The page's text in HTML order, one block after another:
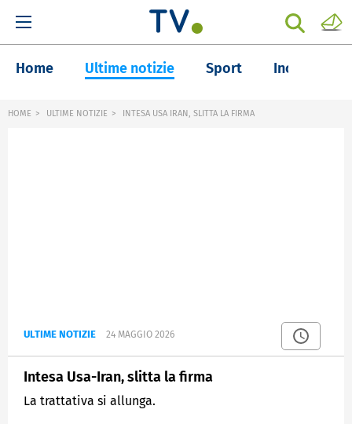
Home Ultime notizie Sport Inchieste
HOME ULTIME NOTIZIE INTESA USA IRAN, SLITTA LA FIRMA
ULTIME NOTIZIE 24 MAGGIO 2026
Intesa Usa-Iran, slitta la firma
La trattativa si allunga.